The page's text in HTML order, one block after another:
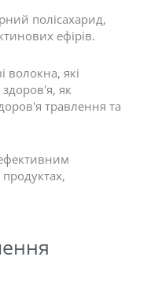
полісахарид,
ефірів.
волокна, які
як
травлення та